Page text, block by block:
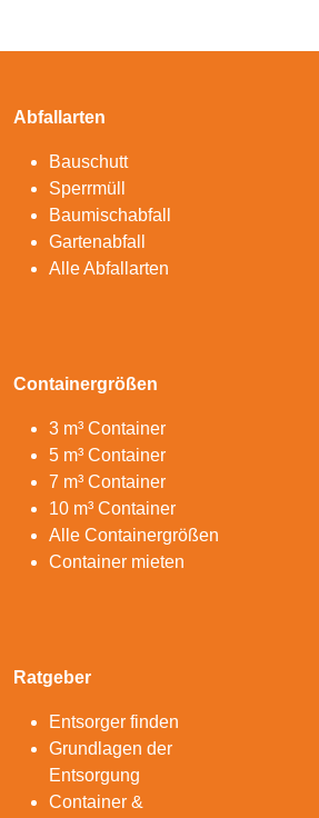
Abfallarten
Bauschutt
Sperrmüll
Baumischabfall
Gartenabfall
Alle Abfallarten
Containergrößen
3 m³ Container
5 m³ Container
7 m³ Container
10 m³ Container
Alle Containergrößen
Container mieten
Ratgeber
Entsorger finden
Grundlagen der
Entsorgung
Container &